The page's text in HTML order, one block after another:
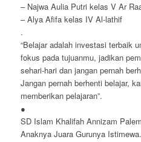
– Najwa Aulia Putri kelas V Ar
– Alya Afifa kelas IV Al-lathif
.
“Belajar adalah investasi terbaik
fokus pada tujuanmu, jadikan
sehari-hari dan jangan pernah
Jangan pernah berhenti belajar,
memberikan pelajaran”.
●
SD Islam Khalifah Annizam
Anaknya Juara Gurunya Istimewa.